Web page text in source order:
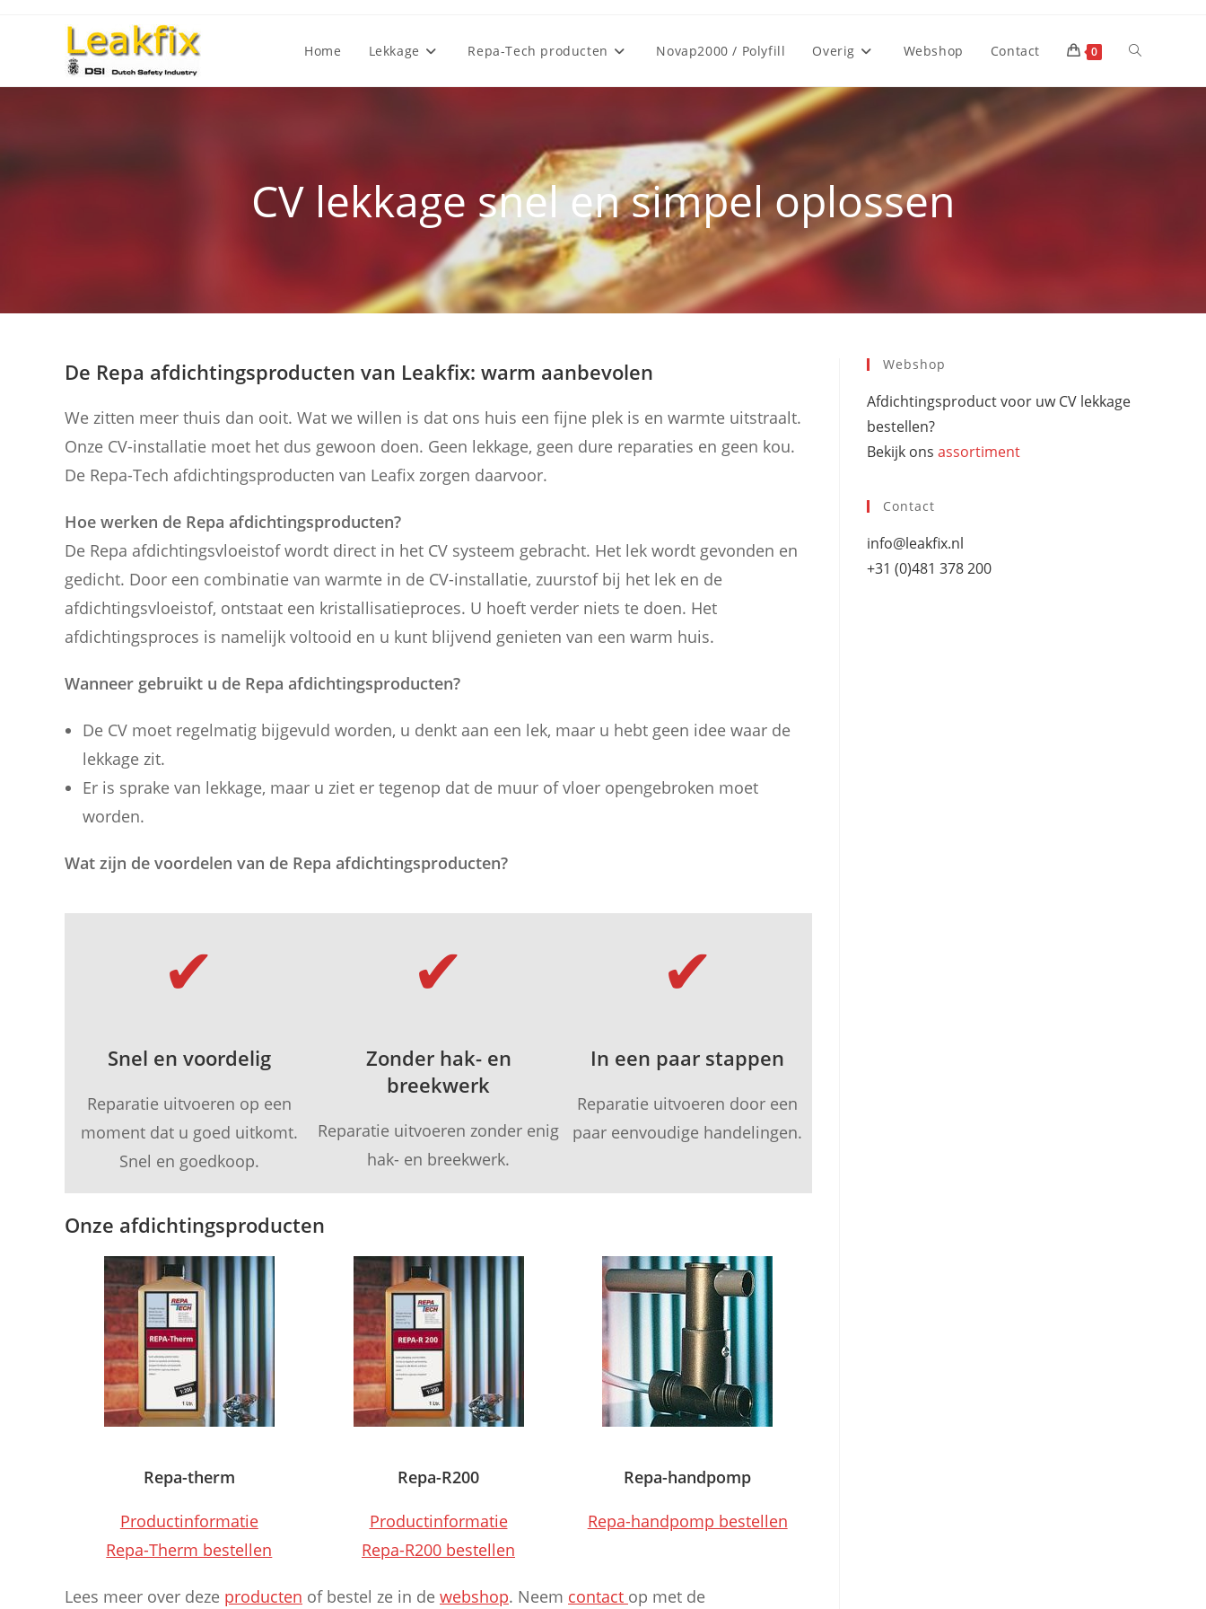
Home Lekkage Repa-Tech producten Novap2000 / Polyfill Overig Webshop Contact 0 Toggle
CV lekkage snel en simpel oplossen
De Repa afdichtingsproducten van Leakfix: warm aanbevolen
We zitten meer thuis dan ooit. Wat we willen is dat ons huis een fijne plek is en warmte uitstraalt.
Onze CV-installatie moet het dus gewoon doen. Geen lekkage, geen dure reparaties en geen kou.
De Repa-Tech afdichtingsproducten van Leafix zorgen daarvoor.
Hoe werken de Repa afdichtingsproducten?
De Repa afdichtingsvloeistof wordt direct in het CV systeem gebracht. Het lek wordt gevonden en
gedicht. Door een combinatie van warmte in de CV-installatie, zuurstof bij het lek en de
afdichtingsvloeistof, ontstaat een kristallisatieproces. U hoeft verder niets te doen. Het
afdichtingsproces is namelijk voltooid en u kunt blijvend genieten van een warm huis.
Wanneer gebruikt u de Repa afdichtingsproducten?
De CV moet regelmatig bijgevuld worden, u denkt aan een lek, maar u hebt geen idee waar de
lekkage zit.
Er is sprake van lekkage, maar u ziet er tegenop dat de muur of vloer opengebroken moet
worden.
Wat zijn de voordelen van de Repa afdichtingsproducten?
✔
Snel en voordelig
Reparatie uitvoeren op een
moment dat u goed uitkomt.
Snel en goedkoop.
✔
Zonder hak- en
breekwerk
Reparatie uitvoeren zonder enig
hak- en breekwerk.
✔
In een paar stappen
Reparatie uitvoeren door een
paar eenvoudige handelingen.
Onze afdichtingsproducten
Repa-therm
Productinformatie
Repa-Therm bestellen
Repa-R200
Productinformatie
Repa-R200 bestellen
Repa-handpomp
Repa-handpomp bestellen
Lees meer over deze producten of bestel ze in de webshop. Neem contact op met de
Webshop
Afdichtingsproduct voor uw CV lekkage
bestellen?
Bekijk ons assortiment
Contact
info@leakfix.nl
+31 (0)481 378 200